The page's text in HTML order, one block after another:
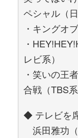
ペシャル（
・キングオ
・
レビ系）
・笑いの王
合戦（TBS系
◆ テレビを
浜田雅功